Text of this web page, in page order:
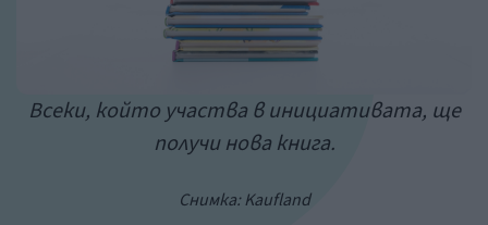
Всеки, който участва в инициативата, ще
получи нова книга.
Снимка: Kaufland